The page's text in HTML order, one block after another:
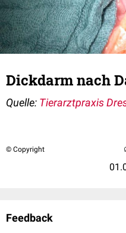
Dickdarm nach
Quelle: Tierarztpraxis
© Copyright
Feedback